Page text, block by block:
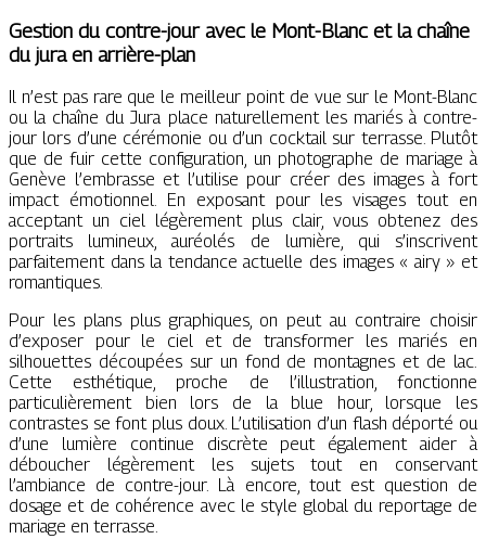
Gestion du contre-jour avec le Mont-Blanc et la chaîne
du jura en arrière-plan
Il n’est pas rare que le meilleur point de vue sur le Mont-Blanc
ou la chaîne du Jura place naturellement les mariés à contre-
jour lors d’une cérémonie ou d’un cocktail sur terrasse. Plutôt
que de fuir cette configuration, un photographe de mariage à
Genève l’embrasse et l’utilise pour créer des images à fort
impact émotionnel. En exposant pour les visages tout en
acceptant un ciel légèrement plus clair, vous obtenez des
portraits lumineux, auréolés de lumière, qui s’inscrivent
parfaitement dans la tendance actuelle des images « airy » et
romantiques.
Pour les plans plus graphiques, on peut au contraire choisir
d’exposer pour le ciel et de transformer les mariés en
silhouettes découpées sur un fond de montagnes et de lac.
Cette esthétique, proche de l’illustration, fonctionne
particulièrement bien lors de la blue hour, lorsque les
contrastes se font plus doux. L’utilisation d’un flash déporté ou
d’une lumière continue discrète peut également aider à
déboucher légèrement les sujets tout en conservant
l’ambiance de contre-jour. Là encore, tout est question de
dosage et de cohérence avec le style global du reportage de
mariage en terrasse.